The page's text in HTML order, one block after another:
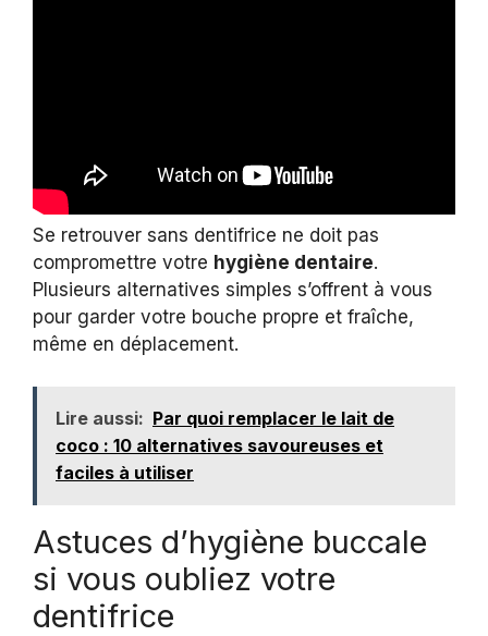
Se retrouver sans dentifrice ne doit pas
compromettre votre hygiène dentaire.
Plusieurs alternatives simples s’offrent à vous
pour garder votre bouche propre et fraîche,
même en déplacement.
Lire aussi: Par quoi remplacer le lait de
coco : 10 alternatives savoureuses et
faciles à utiliser
Astuces d’hygiène buccale
si vous oubliez votre
dentifrice